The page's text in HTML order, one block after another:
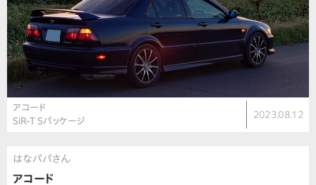
アコード
SiR-T Sパッケージ
2023.08.12
はなパパさん
アコード